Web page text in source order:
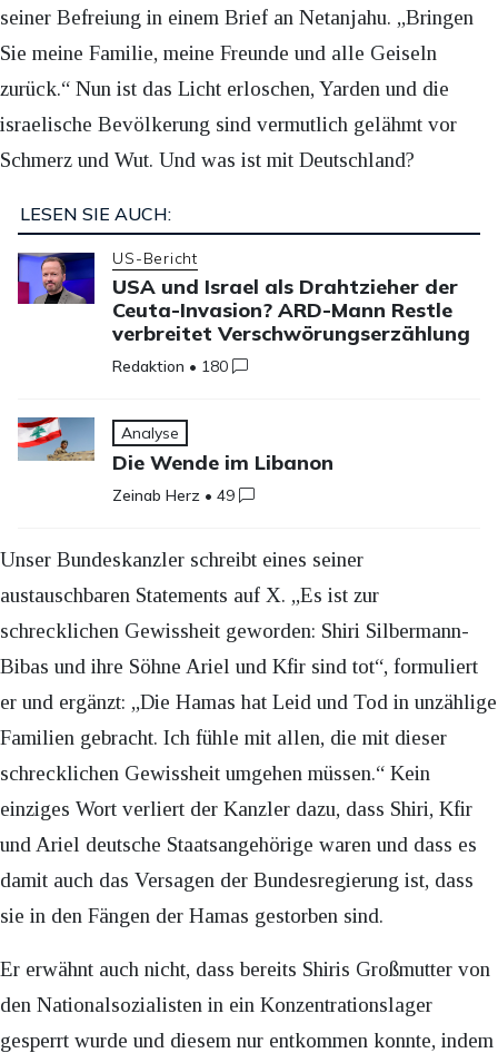
seiner Befreiung in einem Brief an Netanjahu. „Bringen
Sie meine Familie, meine Freunde und alle Geiseln
zurück.“ Nun ist das Licht erloschen, Yarden und die
israelische Bevölkerung sind vermutlich gelähmt vor
Schmerz und Wut. Und was ist mit Deutschland?
LESEN SIE AUCH:
US-Bericht
USA und Israel als Drahtzieher der
Ceuta-Invasion? ARD-Mann Restle
verbreitet Verschwörungserzählung
Redaktion • 180
Analyse
Die Wende im Libanon
Zeinab Herz •49
Unser Bundeskanzler schreibt eines seiner
austauschbaren Statements auf X. „Es ist zur
schrecklichen Gewissheit geworden: Shiri Silbermann-
Bibas und ihre Söhne Ariel und Kfir sind tot“, formuliert
er und ergänzt: „Die Hamas hat Leid und Tod in unzählige
Familien gebracht. Ich fühle mit allen, die mit dieser
schrecklichen Gewissheit umgehen müssen.“ Kein
einziges Wort verliert der Kanzler dazu, dass Shiri, Kfir
und Ariel deutsche Staatsangehörige waren und dass es
damit auch das Versagen der Bundesregierung ist, dass
sie in den Fängen der Hamas gestorben sind.
Er erwähnt auch nicht, dass bereits Shiris Großmutter von
den Nationalsozialisten in ein Konzentrationslager
gesperrt wurde und diesem nur entkommen konnte, indem